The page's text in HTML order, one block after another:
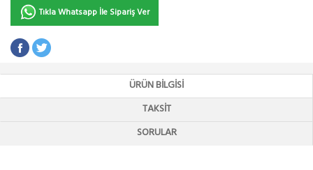
Tıkla Whatsapp İle Sipariş Ver
ÜRÜN BILGISI
TAKSIT
SORULAR